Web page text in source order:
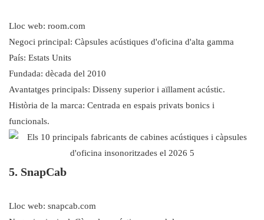
Lloc web: room.com
Negoci principal: Càpsules acústiques d'oficina d'alta gamma
País: Estats Units
Fundada: dècada del 2010
Avantatges principals: Disseny superior i aïllament acústic.
Història de la marca: Centrada en espais privats bonics i
funcionals.
5. SnapCab
Lloc web: snapcab.com